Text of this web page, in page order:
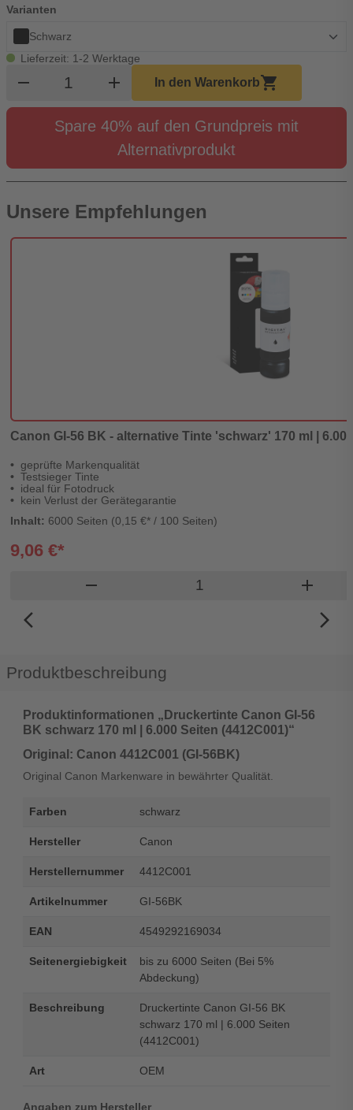
Varianten
Schwarz
Lieferzeit: 1-2 Werktage
remove Produkt Warenkorb Menge
add In den Warenkorbshopping_cart
Spare 40% auf den Grundpreis mit
Alternativprodukt
Unsere Empfehlungen
Canon GI-56 BK - alternative Tinte 'schwarz' 170 ml |
geprüfte Markenqualität
Testsieger Tinte
ideal für Fotodruck
kein Verlust der Gerätegarantie
Inhalt: 6000 Seiten (0,15 €* / 100 Seiten)
9,06 €*
remove Produkt Warenkorb
add
arrow_back_ios_new
arrow_forward_ios
Produktbeschreibung
Produktinformationen „Druckertinte Canon GI-56
BK schwarz 170 ml | 6.000 Seiten (4412C001)“
Original: Canon 4412C001 (GI-56BK)
Original Canon Markenware in bewährter Qualität.
Farben schwarz
Hersteller Canon
Herstellernummer 4412C001
Artikelnummer GI-56BK
EAN 4549292169034
Seitenergiebigkeit
bis zu 6000 Seiten (Bei 5%
Abdeckung)
Beschreibung
Druckertinte Canon GI-56 BK
schwarz 170 ml | 6.000 Seiten
(4412C001)
Art OEM
Angaben zum Hersteller